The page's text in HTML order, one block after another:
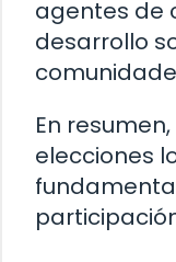
agentes de
desarrollo
En
elecciones